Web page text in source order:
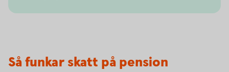
Så funkar skatt på pension